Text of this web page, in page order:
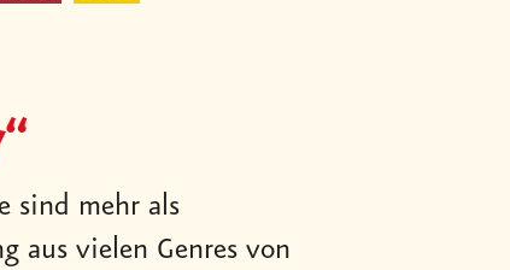
sind mehr als
aus vielen Genres von